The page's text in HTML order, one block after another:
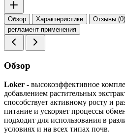
Обзор Характеристики Отзывы (0)
регламент применения
Обзор
Loker - высокоэффективное
добавлением растительных
способствует активному росту и
питание и ускоряет процессы
подходит для использования в
условиях и на всех типах почв.